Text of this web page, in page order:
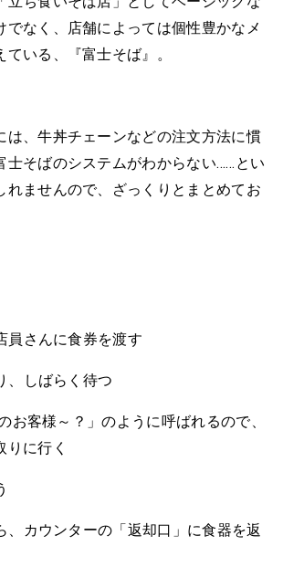
でなく、店舗によっては個性豊かなメ
いる、『富士そば』。
は、牛丼チェーンなどの注文方法に慣
士そばのシステムがわからない……とい
れませんので、ざっくりとまとめてお
員さんに食券を渡す
、しばらく待つ
お客様～？」のように呼ばれるので、
りに行く
、カウンターの「返却口」に食器を返